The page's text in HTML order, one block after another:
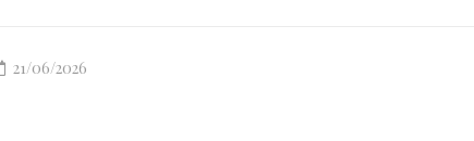
21/06/2026